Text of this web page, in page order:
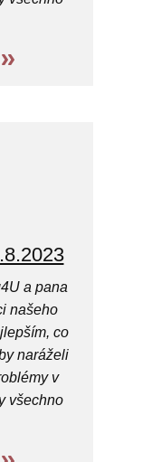
a pana
našeho
co
naráželi
v
všechno